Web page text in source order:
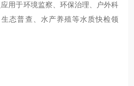
用于环境监察、环保治理、户外科
态普查、水产养殖等水质快检领